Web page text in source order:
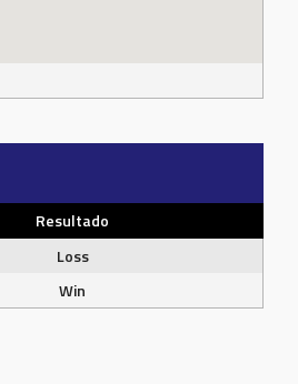
Resultado
Loss
Win